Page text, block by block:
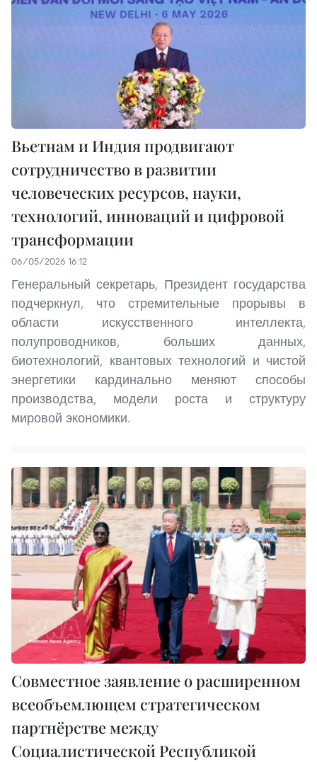
Вьетнам и Индия продвигают
сотрудничество в развитии
человеческих ресурсов, науки,
технологий, инноваций и цифровой
трансформации
06/05/2026 16:12
Генеральный секретарь, Президент государства
подчеркнул, что стремительные прорывы в
области искусственного интеллекта,
полупроводников, больших данных,
биотехнологий, квантовых технологий и чистой
энергетики кардинально меняют способы
производства, модели роста и структуру
мировой экономики.
Совместное заявление о расширенном
всеобъемлющем стратегическом
партнёрстве между
Социалистической Республикой